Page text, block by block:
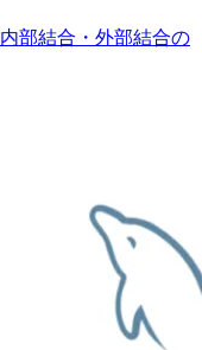
部結合・外部結合の